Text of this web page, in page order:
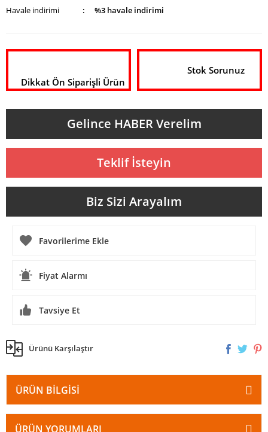
Havale indirimi
%3 havale indirimi
Dikkat Ön Siparişli Ürün
Stok Sorunuz
Gelince HABER Verelim
Teklif İsteyin
Biz Sizi Arayalım
Fiyat Alarmı
Tavsiye Et
Ürünü Karşılaştır
ÜRÜN BILGISI
ÜRÜN YORUMLARI